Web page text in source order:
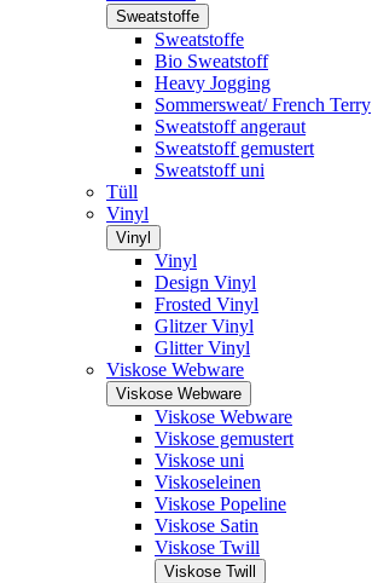
Sweatstoffe
Sweatstoffe
Bio Sweatstoff
Heavy Jogging
Sommersweat/ French Terry
Sweatstoff angeraut
Sweatstoff gemustert
Sweatstoff uni
Tüll
Vinyl
Vinyl
Vinyl
Design Vinyl
Frosted Vinyl
Glitzer Vinyl
Glitter Vinyl
Viskose Webware
Viskose Webware
Viskose Webware
Viskose gemustert
Viskose uni
Viskoseleinen
Viskose Popeline
Viskose Satin
Viskose Twill
Viskose Twill